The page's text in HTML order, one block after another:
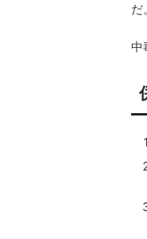
だ。
中